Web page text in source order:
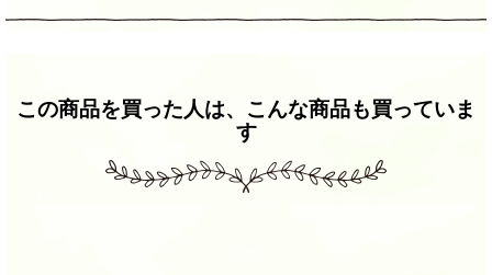
この商品を買った人は、こんな商品も買っていま
す